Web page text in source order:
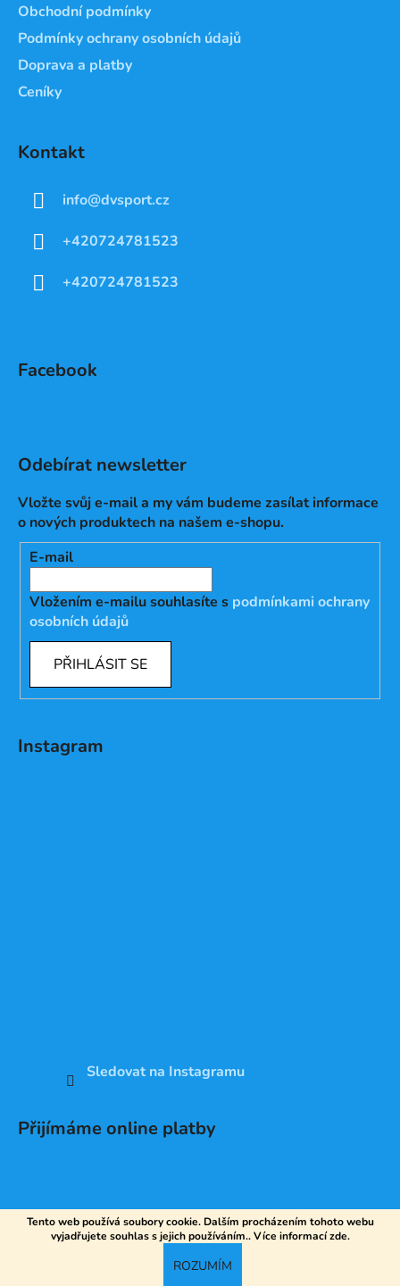
Tento web používá soubory cookie. Dalším procházením tohoto webu
vyjadřujete souhlas s jejich používáním.. Více informacízde.
ROZUMÍM
Obchodní podmínky
Podmínky ochrany osobních údajů
Doprava a platby
Ceníky
Kontakt
info@dvsport.cz
+420724781523
+420724781523
Facebook
Odebírat newsletter
Vložte svůj e-mail a my vám budeme zasílat informace
o nových produktech na našem e-shopu.
E-mail
Vložením e-mailu souhlasíte s podmínkami ochrany
osobních údajů
PŘIHLÁSIT SE
Instagram
Sledovat na Instagramu
Přijímáme online platby
Vytvořil Shoptet
DV SPORT. Všechna práva vyhrazena.